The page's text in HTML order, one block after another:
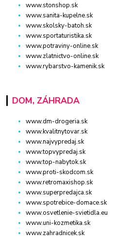
www.stonshop.sk
www.sanita-kupelne.sk
www.skolsky-batoh.sk
www.sportaturistika.sk
www.potraviny-online.sk
www.zlatnictvo-online.sk
www.rybarstvo-kamenik.sk
DOM, ZÁHRADA
www.dm-drogeria.sk
www.kvalitnytovar.sk
www.najvypredaj.sk
www.topvypredaj.sk
www.top-nabytok.sk
www.proti-skodcom.sk
www.retromaxishop.sk
www.superpredajca.sk
www.spotrebice-domace.sk
www.osvetlenie-svietidla.eu
www.uni-kozmetika.sk
www.zahradnicek.sk